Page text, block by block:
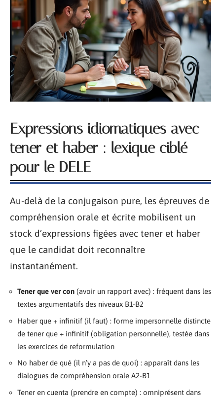
Expressions idiomatiques avec
tener et haber : lexique ciblé
pour le DELE
Au-delà de la conjugaison pure, les épreuves de
compréhension orale et écrite mobilisent un
stock d’expressions figées avec tener et haber
que le candidat doit reconnaître
instantanément.
Tener que ver con (avoir un rapport avec) : fréquent dans les
textes argumentatifs des niveaux B1-B2
Haber que + infinitif (il faut) : forme impersonnelle distincte
de tener que + infinitif (obligation personnelle), testée dans
les exercices de reformulation
No haber de qué (il n’y a pas de quoi) : apparaît dans les
dialogues de compréhension orale A2-B1
Tener en cuenta (prendre en compte) : omniprésent dans